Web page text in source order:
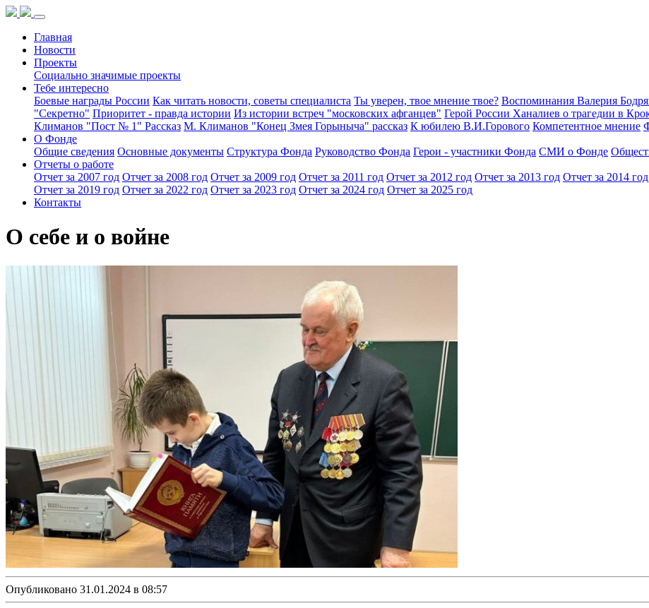
Главная
Новости
Проекты
Социально значимые проекты
Тебе интересно
Боевые награды России Как читать новости, советы специалиста Ты уверен, твое мнение твое? Воспоминания Валерия
"Секретно" Приоритет - правда истории Из истории встреч "московских афганцев" Герой России Ханалиев о трагедии в
Климанов "Пост № 1" Рассказ М. Климанов "Конец Змея Горыныча" рассказ К юбилею В.И.Горового Компетентное мнение
О Фонде
Общие сведения Основные документы Структура Фонда Руководство Фонда Герои - участники Фонда СМИ о Фонде
Отчеты о работе
Отчет за 2007 год Отчет за 2008 год Отчет за 2009 год Отчет за 2011 год Отчет за 2012 год Отчет за 2013 год Отчет за 2014 год
Отчет за 2019 год Отчет за 2022 год Отчет за 2023 год Отчет за 2024 год Отчет за 2025 год
Контакты
О себе и о войне
Опубликовано 31.01.2024 в 08:57